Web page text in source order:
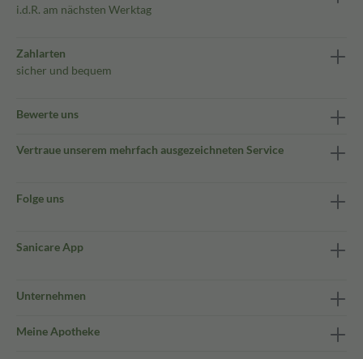
i.d.R. am nächsten Werktag
Zahlarten
sicher und bequem
Bewerte uns
Vertraue unserem mehrfach ausgezeichneten Service
Folge uns
Sanicare App
Unternehmen
Meine Apotheke